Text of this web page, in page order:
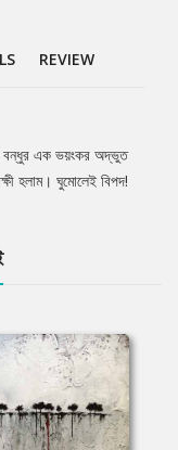
REVIEW
বন্ধুর এক ভয়ংকর অদ্ভুত
হলাম। ঘুমোলেই বিপদ!